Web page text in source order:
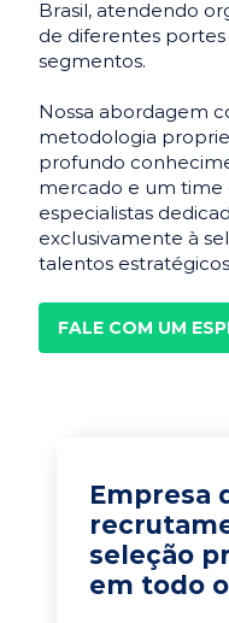
Brasil, atendendo
de diferentes portes
segmentos.
Nossa abordagem
metodologia
profundo
mercado e um time
especialistas
exclusivamente à
talentos
FALE COM UM
Empresa
seleção
em todo